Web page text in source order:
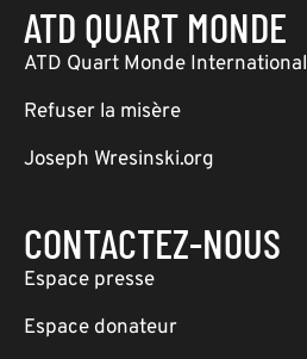
ATD QUART MONDE
ATD Quart Monde International
Refuser la misère
Joseph Wresinski.org
CONTACTEZ-NOUS
Espace presse
Espace donateur